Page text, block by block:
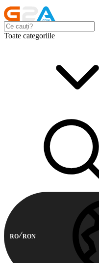
Toate categoriile
RO RON